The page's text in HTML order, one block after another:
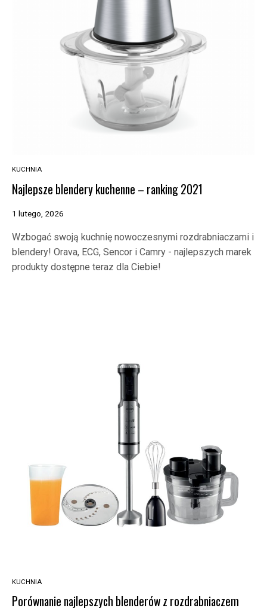
KUCHNIA
Najlepsze blendery kuchenne – ranking 2021
1 lutego, 2026
Wzbogać swoją kuchnię nowoczesnymi rozdrabniaczami i
blendery! Orava, ECG, Sencor i Camry - najlepszych marek
produkty dostępne teraz dla Ciebie!
KUCHNIA
Porównanie najlepszych blenderów z rozdrabniaczem